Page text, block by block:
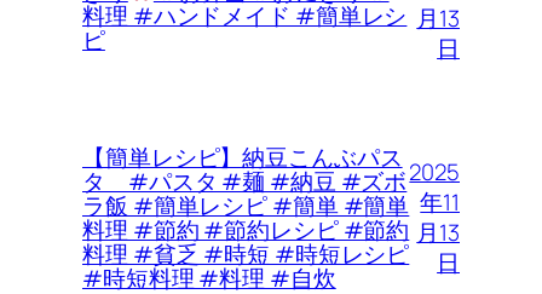
料理 #ハンドメイド #簡単レシ
ピ
月13
日
【簡単レシピ】納豆こんぶパス
タ #パスタ #麺 #納豆 #ズボ
ラ飯 #簡単レシピ #簡単 #簡単
料理 #節約 #節約レシピ #節約
料理 #貧乏 #時短 #時短レシピ
#時短料理 #料理 #自炊
2025
年11
月13
日